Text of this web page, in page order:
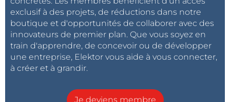
exclusif à des projets, de réductions dans notre
boutique et d'opportunités de collaborer avec des
innovateurs de premier plan. Que vous soyez en
train d'apprendre, de concevoir ou de développer
une entreprise, Elektor vous aide à vous connecter,
à créer et à grandir.
Je deviens membre